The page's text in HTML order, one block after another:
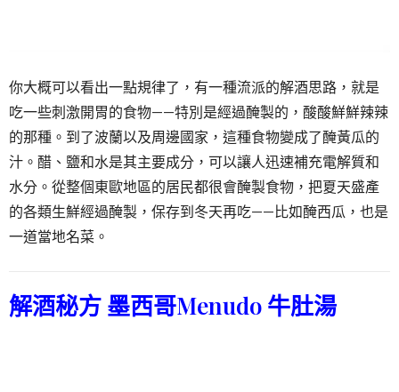
你大概可以看出一點規律了，有一種流派的解酒思路，就是
吃一些刺激開胃的食物——特別是經過醃製的，酸酸鮮鮮辣辣
的那種。到了波蘭以及周邊國家，這種食物變成了醃黃瓜的
汁。醋、鹽和水是其主要成分，可以讓人迅速補充電解質和
水分。從整個東歐地區的居民都很會醃製食物，把夏天盛產
的各類生鮮經過醃製，保存到冬天再吃——比如醃西瓜，也是
一道當地名菜。
解酒秘方 墨西哥Menudo 牛肚湯